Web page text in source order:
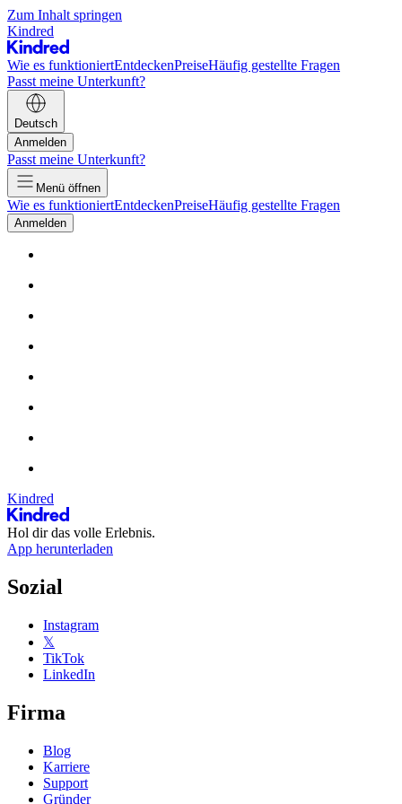
Zum Inhalt springen
Kindred
Wie es funktioniertEntdeckenPreiseHäufig gestellte Fragen
Passt meine Unterkunft?
Deutsch
Anmelden
Passt meine Unterkunft?
Menü öffnen
Wie es funktioniertEntdeckenPreiseHäufig gestellte Fragen
Anmelden
Kindred
Hol dir das volle Erlebnis.
App herunterladen
Sozial
Instagram
𝕏
TikTok
LinkedIn
Firma
Blog
Karriere
Support
Gründer